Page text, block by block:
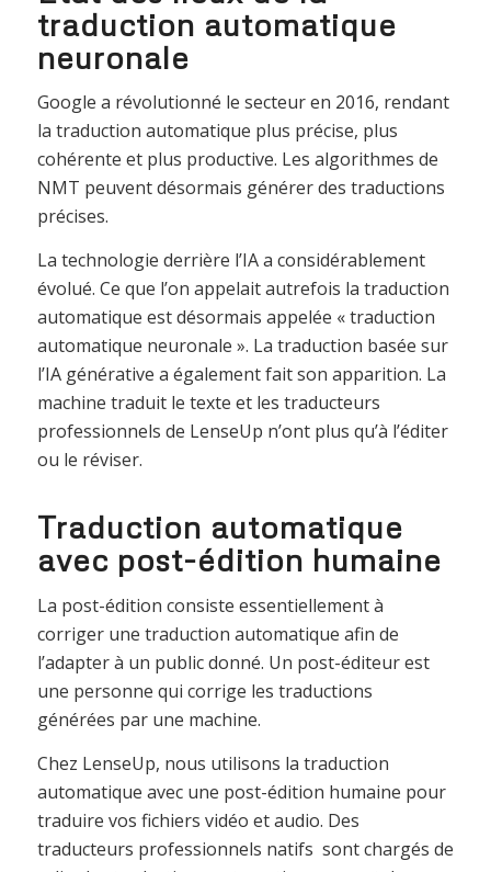
traduction automatique
neuronale
Google a révolutionné le secteur en 2016, rendant
la traduction automatique plus précise, plus
cohérente et plus productive. Les algorithmes de
NMT peuvent désormais générer des traductions
précises.
La technologie derrière l’IA a considérablement
évolué. Ce que l’on appelait autrefois la traduction
automatique est désormais appelée « traduction
automatique neuronale ». La traduction basée sur
l’IA générative a également fait son apparition. La
machine traduit le texte et les traducteurs
professionnels de LenseUp n’ont plus qu’à l’éditer
ou le réviser.
Traduction automatique
avec post-édition humaine
La post-édition consiste essentiellement à
corriger une traduction automatique afin de
l’adapter à un public donné. Un post-éditeur est
une personne qui corrige les traductions
générées par une machine.
Chez LenseUp, nous utilisons la traduction
automatique avec une post-édition humaine pour
traduire vos fichiers vidéo et audio. Des
traducteurs professionnels natifs sont chargés de